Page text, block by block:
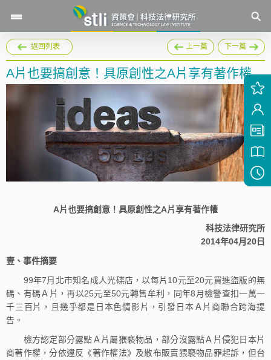
返回列表 上一篇 下一篇
A片也要搞創意！具原創性之A片享有著作權
A片也要搞創意！具原創性之A片享有著作權
科技法律研究所
2014年04月20日
壹、事件摘要
99年7月北市知名成人光碟店，以每片10元至20元買進盜版的無
碼、有碼Ａ片，再以25元至50元轉售牟利，同年8月檢警查扣一萬一
千三百片，且幾乎都是日本色情影片，引發日本Ａ片商聯合跨海提
告。
檢方認定部分露點Ａ片屬猥褻物品，部分沒露點Ａ片侵犯日本片
商著作權，分依違反《著作權法》及散布販賣猥褻物品罪起訴，但台